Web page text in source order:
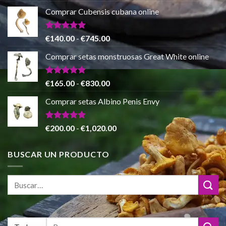
de 5
precio
original
era:
€80.00.
precio
actual
€55.00.
Comprar Cubensis cubana online
Valorado
con
5.00
de 5
€140.00-€745.00Rango
de
precios:
desde
€140.00
hasta
€745.00
Comprar setas monstruosas Great White online
Valorado
de 5
€165.00 - €830.00Rango
precios:
€165.00
€830.00
Comprar setas Albino Penis Envy
Valorado
€200.00 - €1,020.00Rango
precios:
desde
€200.00
BUSCAR UN PRODUCTO
Buscar